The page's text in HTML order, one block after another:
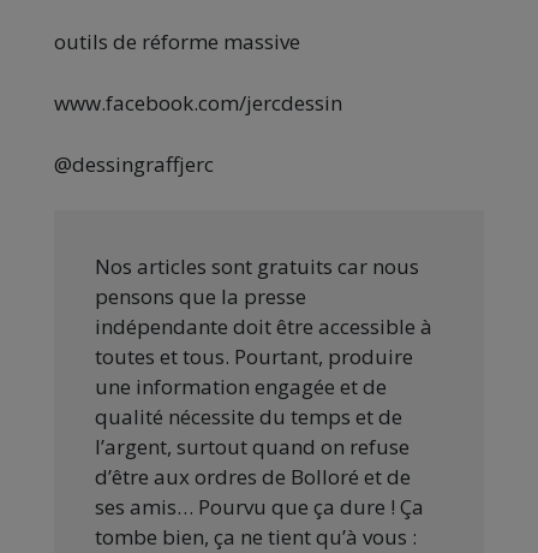
outils de réforme massive
www.facebook.com/jercdessin
@dessingraffjerc
Nos articles sont gratuits car nous
pensons que la presse
indépendante doit être accessible à
toutes et tous. Pourtant, produire
une information engagée et de
qualité nécessite du temps et de
l’argent, surtout quand on refuse
d’être aux ordres de Bolloré et de
ses amis… Pourvu que ça dure ! Ça
tombe bien, ça ne tient qu’à vous :